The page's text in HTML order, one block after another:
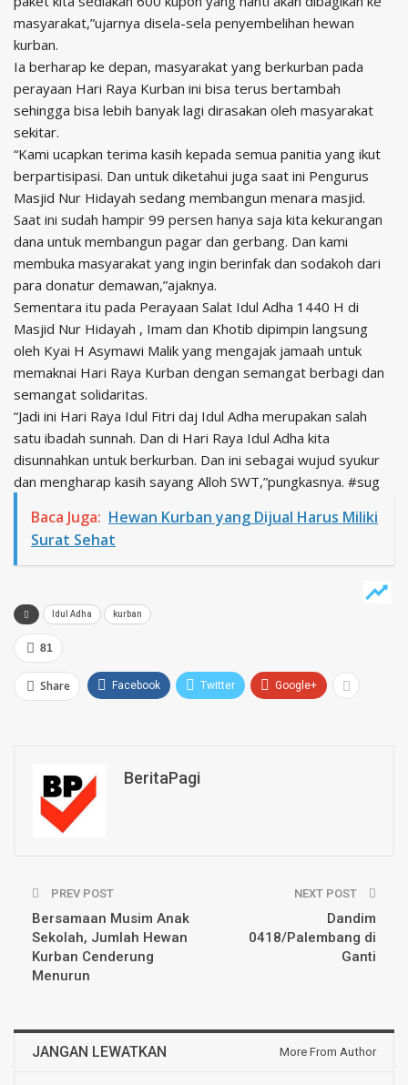
masyarakat,”ujarnya disela-sela penyembelihan hewan
kurban.
Ia berharap ke depan, masyarakat yang berkurban pada
perayaan Hari Raya Kurban ini bisa terus bertambah
sehingga bisa lebih banyak lagi dirasakan oleh masyarakat
sekitar.
“Kami ucapkan terima kasih kepada semua panitia yang ikut
berpartisipasi. Dan untuk diketahui juga saat ini Pengurus
Masjid Nur Hidayah sedang membangun menara masjid.
Saat ini sudah hampir 99 persen hanya saja kita kekurangan
dana untuk membangun pagar dan gerbang. Dan kami
membuka masyarakat yang ingin berinfak dan sodakoh dari
para donatur demawan,”ajaknya.
Sementara itu pada Perayaan Salat Idul Adha 1440 H di
Masjid Nur Hidayah , Imam dan Khotib dipimpin langsung
oleh Kyai H Asymawi Malik yang mengajak jamaah untuk
memaknai Hari Raya Kurban dengan semangat berbagi dan
semangat solidaritas.
“Jadi ini Hari Raya Idul Fitri daj Idul Adha merupakan salah
satu ibadah sunnah. Dan di Hari Raya Idul Adha kita
disunnahkan untuk berkurban. Dan ini sebagai wujud syukur
dan mengharap kasih sayang Alloh SWT,”pungkasnya. #sug
Baca Juga: Hewan Kurban yang Dijual Harus Miliki
Surat Sehat
Idul Adha kurban
81
Share Facebook Twitter Google+
BeritaPagi
PREV POST
Bersamaan Musim Anak
Sekolah, Jumlah Hewan
Kurban Cenderung
Menurun
NEXT POST
Dandim
0418/Palembang di
Ganti
JANGAN LEWATKAN More From Author